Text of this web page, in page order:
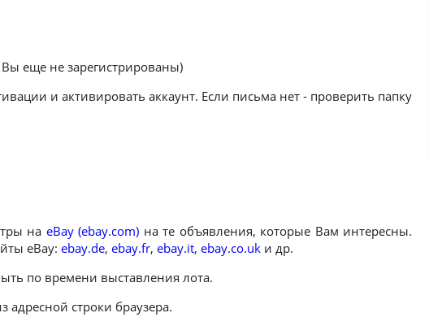
Вы еще не зарегистрированы)
и активировать аккаунт. Если письма нет - проверить папку
на eBay (ebay.com) на те объявления, которые Вам интересны.
eBay: ebay.de, ebay.fr, ebay.it, ebay.co.uk и др.
по времени выставления лота.
адресной строки браузера.